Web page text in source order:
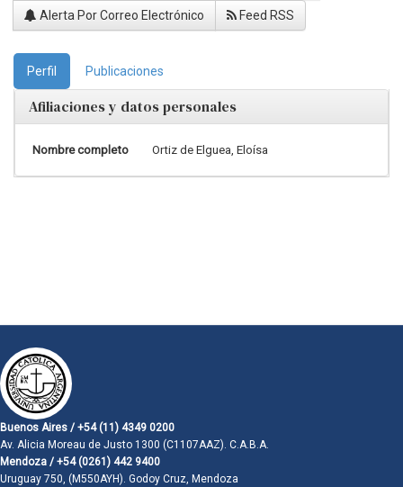
Alerta Por Correo Electrónico Feed RSS
Perfil Publicaciones
Afiliaciones y datos personales
Nombre completo Ortiz de Elguea, Eloísa
Buenos Aires / +54 (11) 4349 0200
Av. Alicia Moreau de Justo 1300 (C1107AAZ). C.A.B.A.
Mendoza / +54 (0261) 442 9400
Uruguay 750, (M550AYH). Godoy Cruz, Mendoza